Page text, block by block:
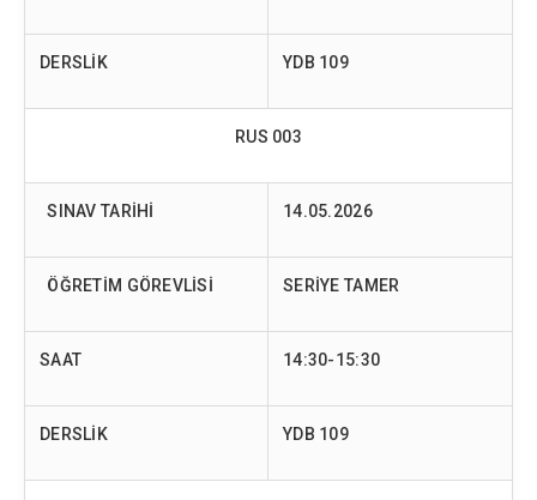
DERSLİK YDB 109
RUS 003
SINAV TARİHİ 14.05.2026
ÖĞRETİM GÖREVLİSİ SERİYE TAMER
SAAT 14:30-15:30
DERSLİK YDB 109